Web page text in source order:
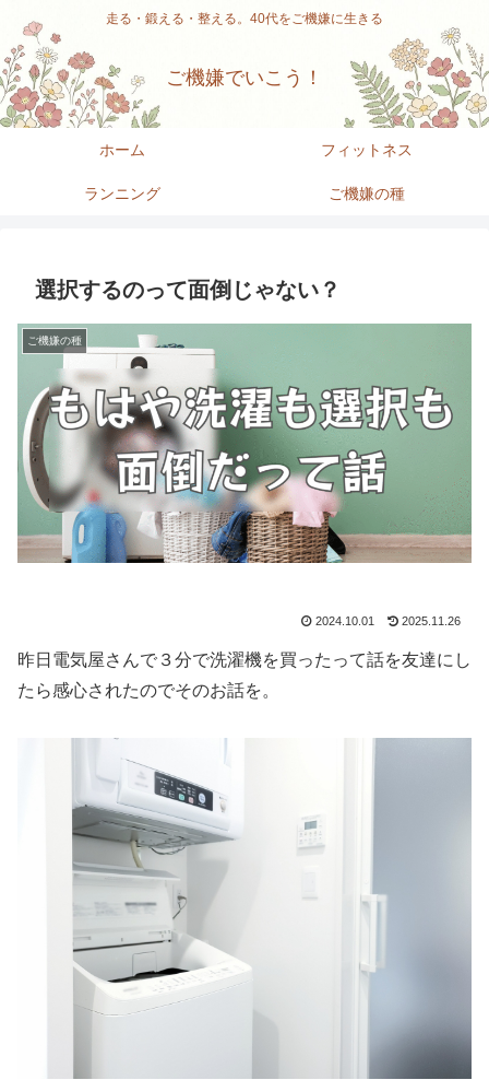
走る・鍛える・整える。40代をご機嫌に生きる
ご機嫌でいこう！
ホーム フィットネス
ランニング ご機嫌の種
選択するのって面倒じゃない？
ご機嫌の種
2024.10.01 2025.11.26
昨日電気屋さんで３分で洗濯機を買ったって話を友達にし
たら感心されたのでそのお話を。